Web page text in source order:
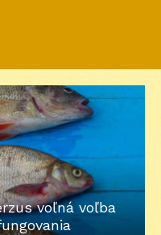
voľná voľba